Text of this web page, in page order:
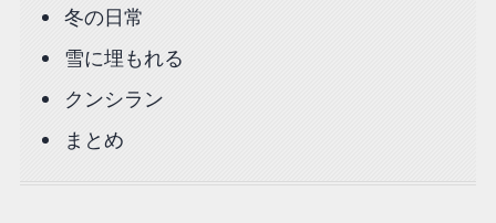
冬の日常
雪に埋もれる
クンシラン
まとめ